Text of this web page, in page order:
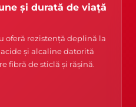
și durată de viață
oferă rezistență deplină la
și alcaline datorită
fibră de sticlă și rășină.